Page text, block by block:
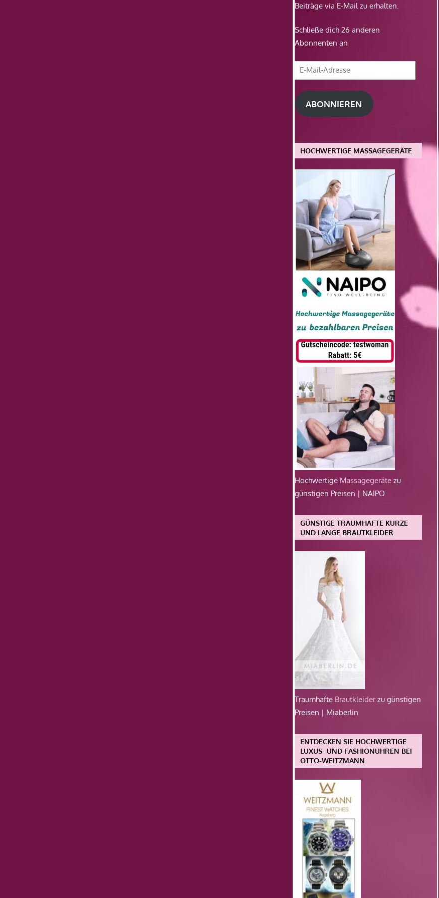
Beiträge via E-Mail zu erhalten.
Schließe dich 26 anderen
Abonnenten an
E-
Mail-
Adresse
ABONNIEREN
HOCHWERTIGE MASSAGEGERÄTE
Hochwertige Massagegeräte zu
günstigen Preisen | NAIPO
GÜNSTIGE TRAUMHAFTE KURZE
UND LANGE BRAUTKLEIDER
Traumhafte Brautkleiderzu günstigen
Preisen | Miaberlin
ENTDECKEN SIE HOCHWERTIGE
LUXUS- UND FASHIONUHREN BEI
OTTO-WEITZMANN